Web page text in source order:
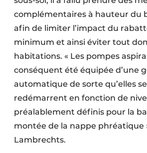
complémentaires à hauteur du
afin de limiter l’impact du
minimum et ainsi éviter tout
habitations. « Les pompes
conséquent été équipée d’une
automatique de sorte qu’elles
redémarrent en fonction de
préalablement définis pour la
montée de la nappe phréatique
Lambrechts.